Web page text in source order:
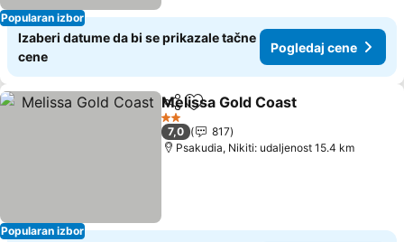
Popularan izbor
Izaberi datume da bi se prikazale tačne
cene
Pogledaj cene
Popularan izbor
Deli Dodati u favorite
Melissa Gold Coast
2 Zvezdice
7,0
817
Psakudia, Nikiti: udaljenost 15.4 km